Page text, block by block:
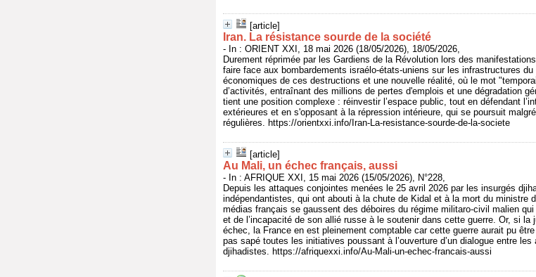
[article]
Iran. La résistance sourde de la société
- In : ORIENT XXI, 18 mai 2026 (18/05/2026), 18/05/2026,
Durement réprimée par les Gardiens de la Révolution lors des
faire face aux bombardements israélo-états-uniens sur les infrastructures
économiques de ces destructions et une nouvelle réalité, où le mot
d’activités, entraînant des millions de pertes d'emplois et une dégradation
tient une position complexe : réinvestir l’espace public, tout en défendant
extérieures et en s'opposant à la répression intérieure, qui se poursuit
régulières. https://orientxxi.info/Iran-La-resistance-sourde-de-la-societe
[article]
Au Mali, un échec français, aussi
- In : AFRIQUE XXI, 15 mai 2026 (15/05/2026), N°228,
Depuis les attaques conjointes menées le 25 avril 2026 par les insurgés
indépendantistes, qui ont abouti à la chute de Kidal et à la mort du ministre
médias français se gaussent des déboires du régime militaro-civil malien
et de l’incapacité de son allié russe à le soutenir dans cette guerre. Or, si
échec, la France en est pleinement comptable car cette guerre aurait pu
pas sapé toutes les initiatives poussant à l’ouverture d’un dialogue entre
djihadistes. https://afriquexxi.info/Au-Mali-un-echec-francais-aussi